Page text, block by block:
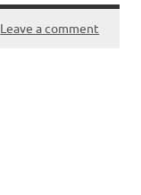
Leave a comment